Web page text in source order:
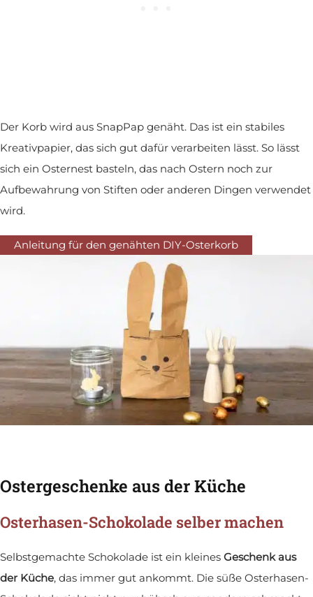
Der Korb wird aus SnapPap genäht. Das ist ein stabiles
Kreativpapier, das sich gut dafür verarbeiten lässt. So lässt
sich ein Osternest basteln, das nach Ostern noch zur
Aufbewahrung von Stiften oder anderen Dingen verwendet
wird.
Anleitung für den genähten DIY-Osterkorb
Ostergeschenke aus der Küche
Osterhasen-Schokolade selber machen
Selbstgemachte Schokolade ist ein kleines Geschenk aus
der Küche, das immer gut ankommt. Die süße Osterhasen-